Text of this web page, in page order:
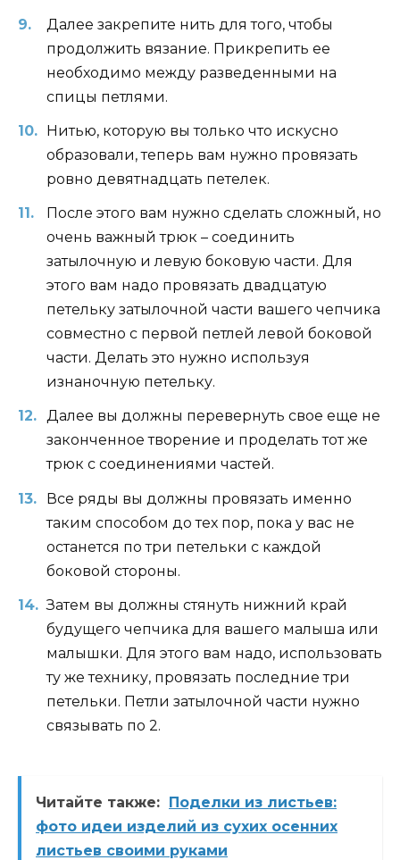
Далее закрепите нить для того, чтобы
продолжить вязание. Прикрепить ее
необходимо между разведенными на
спицы петлями.
Нитью, которую вы только что искусно
образовали, теперь вам нужно провязать
ровно девятнадцать петелек.
После этого вам нужно сделать сложный, но
очень важный трюк – соединить
затылочную и левую боковую части. Для
этого вам надо провязать двадцатую
петельку затылочной части вашего чепчика
совместно с первой петлей левой боковой
части. Делать это нужно используя
изнаночную петельку.
Далее вы должны перевернуть свое еще не
законченное творение и проделать тот же
трюк с соединениями частей.
Все ряды вы должны провязать именно
таким способом до тех пор, пока у вас не
останется по три петельки с каждой
боковой стороны.
Затем вы должны стянуть нижний край
будущего чепчика для вашего малыша или
малышки. Для этого вам надо, использовать
ту же технику, провязать последние три
петельки. Петли затылочной части нужно
связывать по 2.
Читайте также: Поделки из листьев:
фото идеи изделий из сухих осенних
листьев своими руками